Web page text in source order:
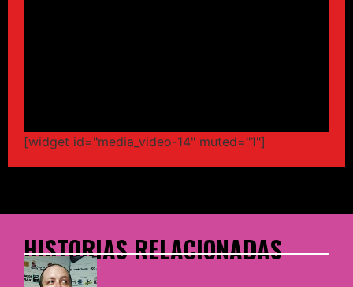
[widget id="media_video-14" muted="1"]
HISTORIAS RELACIONADAS